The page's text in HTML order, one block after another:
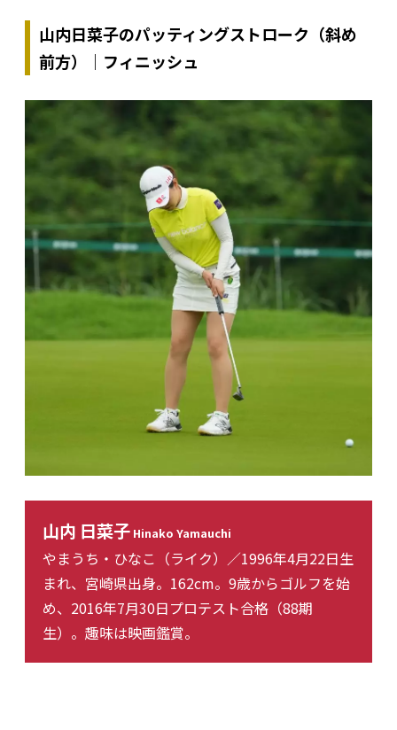
山内日菜子のパッティングストローク（斜め
前方）｜フィニッシュ
山内 日菜子 Hinako Yamauchi
やまうち・ひなこ（ライク）／1996年4月22日生
まれ、宮崎県出身。162cm。9歳からゴルフを始
め、2016年7月30日プロテスト合格（88期
生）。趣味は映画鑑賞。